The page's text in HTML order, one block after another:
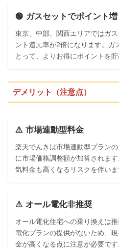
🟢 ガスセットでポイント増
東京、中部、関西エリアではガ
ント還元率が2倍になります。ガ
とって、よりお得にポイントを貯
デメリット（注意点）
⚠️ 市場連動型料金
楽天でんきは市場連動型プラン
に市場価格調整額が加算されま
気料金も高くなるリスクを伴いま
⚠️ オール電化非推奨
オール電化住宅への乗り換えは
電化プランの提供がないため、
金が高くなる点に注意が必要です